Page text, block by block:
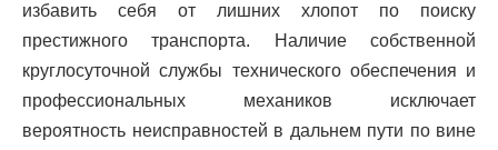
избавить себя от лишних хлопот по поиску
престижного транспорта. Наличие собственной
круглосуточной службы технического обеспечения и
профессиональных механиков исключает
вероятность неисправностей в дальнем пути по вине